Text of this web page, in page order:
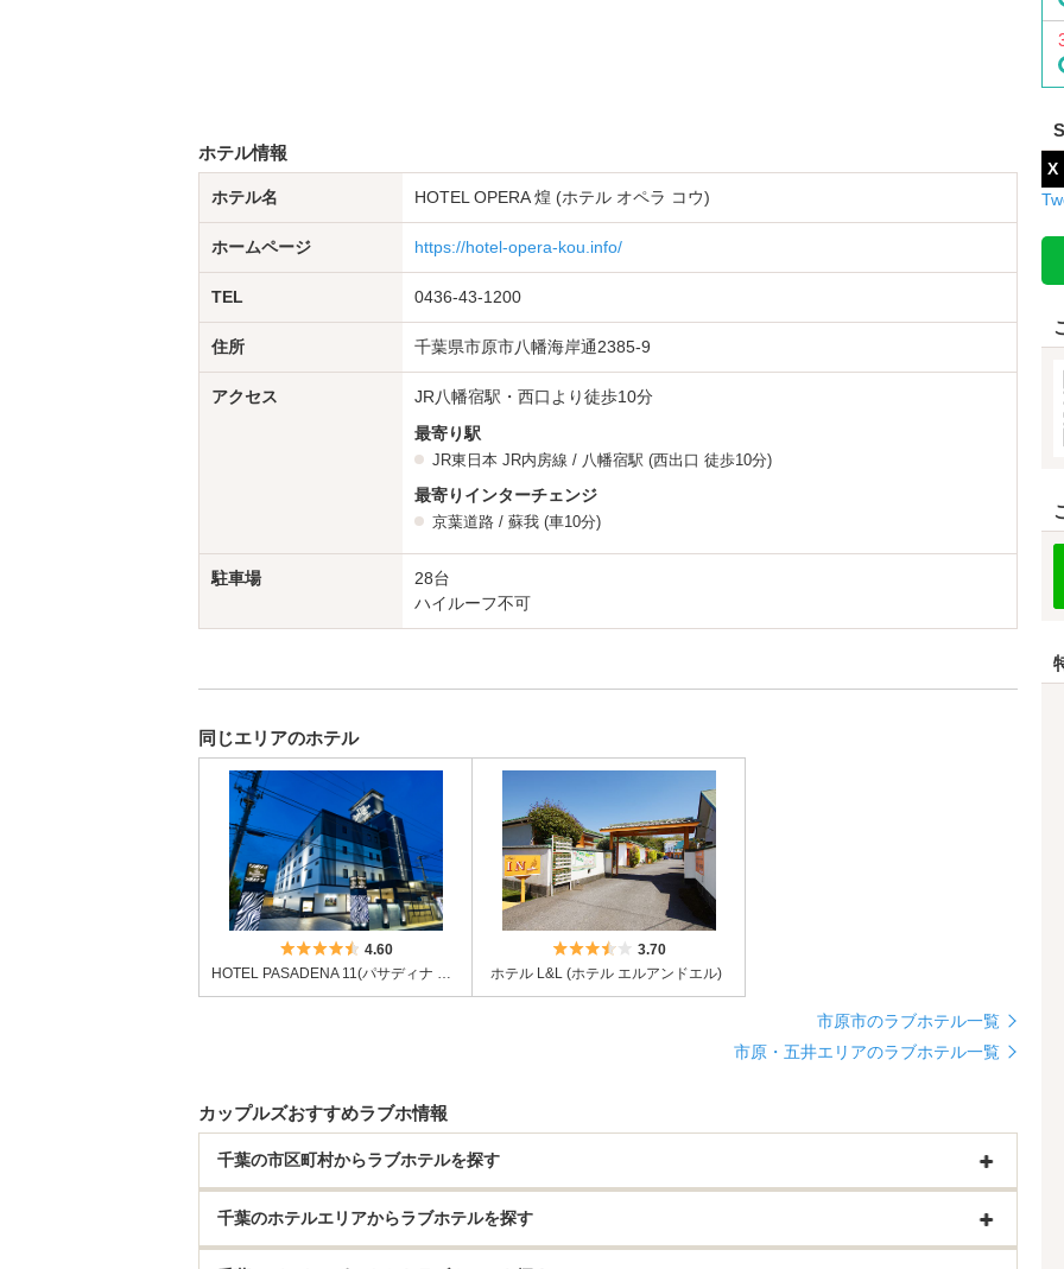
ホテル情報
ホテル名 HOTEL OPERA 煌 (ホテル オペラ コウ)
ホームページ https://hotel-opera-kou.info/
TEL 0436-43-1200
住所 千葉県市原市八幡海岸通2385-9
アクセス
JR八幡宿駅・西口より徒歩10分
最寄り駅
JR東日本 JR内房線 / 八幡宿駅 (西出口 徒歩10分)
最寄りインターチェンジ
京葉道路 / 蘇我 (車10分)
駐車場
28台
ハイルーフ不可
同じエリアのホテル
5つ星のうち4.5
4.60
HOTEL PASADENA 11(パサディナ イレブン) 市原
5つ星のうち3.5
3.70
ホテル L&L (ホテル エルアンドエル)
市原市のラブホテル一覧
市原・五井エリアのラブホテル一覧
カップルズおすすめラブホ情報
千葉の市区町村からラブホテルを探す
千葉のホテルエリアからラブホテルを探す
X